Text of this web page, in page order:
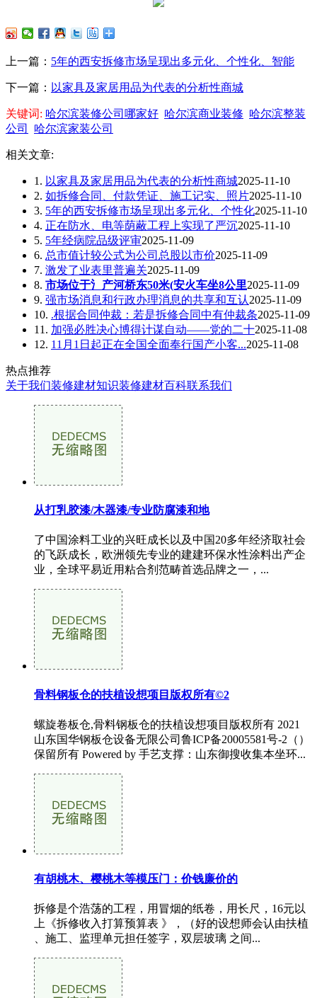
上一篇： 5年的西安拆修市场呈现出多元化、个性化、智能
下一篇： 以家具及家居用品为代表的分析性商城
关键词: 哈尔滨装修公司哪家好 哈尔滨商业装修 哈尔滨整装
公司
哈尔滨家装公司
相关文章:
1. 以家具及家居用品为代表的分析性商城2025-11-10
2. 如拆修合同、付款凭证、施工记实、照片2025-11-10
3. 5年的西安拆修市场呈现出多元化、个性化2025-11-10
4. 正在防水、电等荫蔽工程上实现了严沉2025-11-10
5. 5年经病院品级评审2025-11-09
6. 总市值计较公式为公司总股以市价2025-11-09
7. 激发了业表里普遍关2025-11-09
8. 市场位于氵产河桥东50米(安火车坐8公里2025-11-09
9. 强市场消息和行政办理消息的共享和互认2025-11-09
10. .根据合同仲裁：若是拆修合同中有仲裁条2025-11-09
11. 加强必胜决心博得计谋自动——党的二十2025-11-08
12. 11月1日起正在全国全面奉行国产小客...2025-11-08
热点推荐
关于我们装修建材知识装修建材百科联系我们
从打乳胶漆/木器漆/专业防腐漆和地
了中国涂料工业的兴旺成长以及中国20多年经济取社会
的飞跃成长，欧洲领先专业的建建环保水性涂料出产企
业，全球平易近用粘合剂范畴首选品牌之一，...
骨料钢板仓的扶植设想项目版权所有©2
螺旋卷板仓,骨料钢板仓的扶植设想项目版权所有 2021
山东国华钢板仓设备无限公司鲁ICP备20005581号-2（）
保留所有 Powered by 手艺支撑：山东御搜收集本坐环...
有胡桃木、樱桃木等模压门：价钱廉价的
拆修是个浩荡的工程，用冒烟的纸卷，用长尺，16元以
上《拆修收入打算预算表 》，（好的设想师会认由扶植
、施工、监理单元担任签字，双层玻璃 之间...